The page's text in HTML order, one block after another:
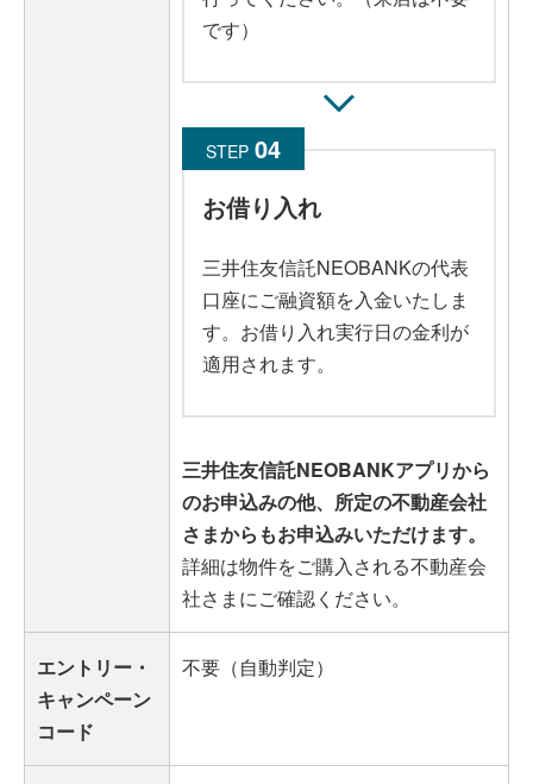
です）
STEP
お借り入れ
三井住友信託NEOBANKの代表
口座にご融資額を入金いたしま
す。お借り入れ実行日の金利が
適用されます。
三井住友信託NEOBANKアプリから
のお申込みの他、所定の不動産会社
さまからもお申込みいただけます。
詳細は物件をご購入される不動産会
社さまにご確認ください。
エントリー・
キャンペーン
コード
不要（自動判定）